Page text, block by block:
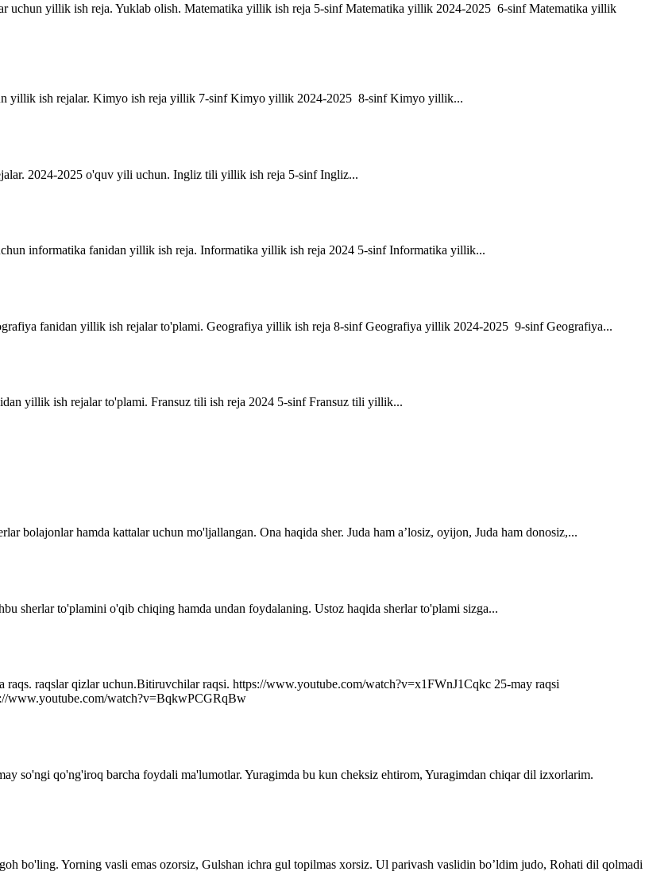
uchun yillik ish reja. Yuklab olish. Matematika yillik ish reja 5-sinf Matematika yillik 2024-2025 6-sinf Matematika yillik
yillik ish rejalar. Kimyo ish reja yillik 7-sinf Kimyo yillik 2024-2025 8-sinf Kimyo yillik...
2024-2025 o'quv yili uchun. Ingliz tili yillik ish reja 5-sinf Ingliz...
informatika fanidan yillik ish reja. Informatika yillik ish reja 2024 5-sinf Informatika yillik...
fanidan yillik ish rejalar to'plami. Geografiya yillik ish reja 8-sinf Geografiya yillik 2024-2025 9-sinf Geografiya...
yillik ish rejalar to'plami. Fransuz tili ish reja 2024 5-sinf Fransuz tili yillik...
bolajonlar hamda kattalar uchun mo'ljallangan. Ona haqida sher. Juda ham a’losiz, oyijon, Juda ham donosiz,...
sherlar to'plamini o'qib chiqing hamda undan foydalaning. Ustoz haqida sherlar to'plami sizga...
raqslar qizlar uchun.Bitiruvchilar raqsi. https://www.youtube.com/watch?v=x1FWnJ1Cqkc 25-may raqsi
www.youtube.com/watch?v=BqkwPCGRqBw
so'ngi qo'ng'iroq barcha foydali ma'lumotlar. Yuragimda bu kun cheksiz ehtirom, Yuragimdan chiqar dil izxorlarim.
bo'ling. Yorning vasli emas ozorsiz, Gulshan ichra gul topilmas xorsiz. Ul parivash vaslidin bo’ldim judo, Rohati dil qolmadi